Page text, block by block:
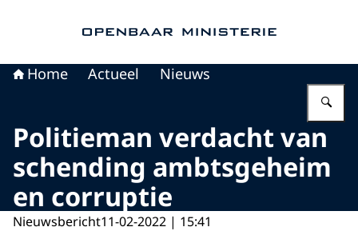
Home Actueel Nieuws
Politieman verdacht van
schending ambtsgeheim
en corruptie
Nieuwsbericht11-02-2022 | 15:41